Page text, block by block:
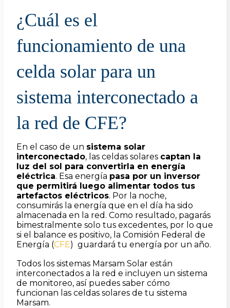
¿Cuál es el
funcionamiento de una
celda solar para un
sistema interconectado a
la red de CFE?
En el caso de un sistema solar
interconectado, las celdas solares captan la
luz del sol para convertirla en energía
eléctrica. Esa energía pasa por un inversor
que permitirá luego alimentar todos tus
artefactos eléctricos. Por la noche,
consumirás la energía que en el día ha sido
almacenada en la red. Como resultado, pagarás
bimestralmente solo tus excedentes, por lo que
si el balance es positivo, laComisión Federal de
Energía (CFE) guardará tu energía por un año.
Todos los sistemas Marsam Solar están
interconectados a la red e incluyen un sistema
de monitoreo, así puedes saber cómo
funcionan las celdas solares de tu sistema
Marsam.